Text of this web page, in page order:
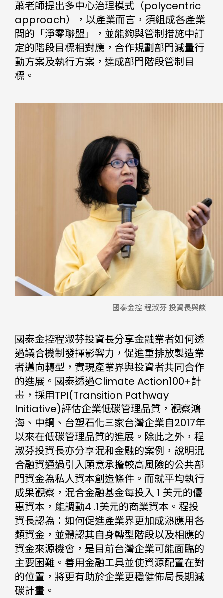
蕭老師提出多中心治理模式（polycentric
approach），以產業而言，須組成各產業
間的「淨零聯盟」，並能夠與管制措施中訂
定的階段目標相對應，合作規劃部門減量行
動方案及執行方案，達成部門階段管制目
標。
國泰金控 程淑芬 投資長與談
國泰金控程淑芬投資長分享金融業者如何透
過議合機制發揮影響力，促進重排放製造業
者邁向轉型，實現產業界與投資者共同合作
的進展。國泰透過Climate Action100+計
畫，採用TPI(Transition Pathway
Initiative)評估企業低碳管理品質，觀察鴻
海、中鋼、台塑石化三家台灣企業自2017年
以來在低碳管理品質的進展。除此之外，程
淑芬投資長亦分享混和金融的案例，說明混
合融資通過引入願意承擔較高風險的公共部
門資金為私人資本創造條件。而就平均執行
成果觀察，混合金融基金每投入 1 美元的優
惠資本，能調動4 .1美元的商業資本。程投
資長認為：如何促進產業界更加成熟應用各
類資金，並體認其自身轉型階段以及相應的
資金來源機會，是目前台灣企業可能面臨的
主要困難。善用金融工具並使資源配置在對
的位置，將更有助於企業更穩健佈局長期減
碳計畫。